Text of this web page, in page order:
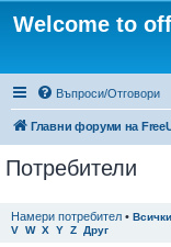
Welcome to
Въпроси/Отговори
Главни форуми на
Потребители
Намери потребител • Всички
V W X Y Z Друг